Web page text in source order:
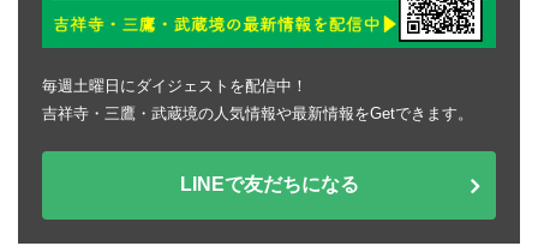
毎週土曜日にダイジェストを配信中！
吉祥寺・三鷹・武蔵境の人気情報や最新情報をGetできます。
LINEで友だちになる